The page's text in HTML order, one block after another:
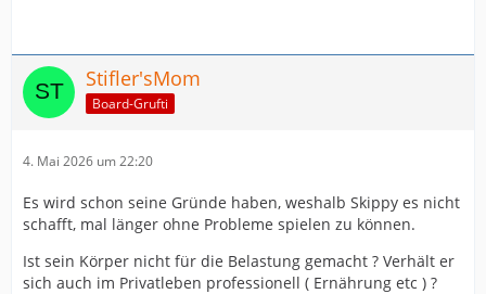
Stifler'sMom
Board-Grufti
4. Mai 2026 um 22:20
Es wird schon seine Gründe haben, weshalb Skippy es nicht
schafft, mal länger ohne Probleme spielen zu können.
Ist sein Körper nicht für die Belastung gemacht ? Verhält er
sich auch im Privatleben professionell ( Ernährung etc ) ?